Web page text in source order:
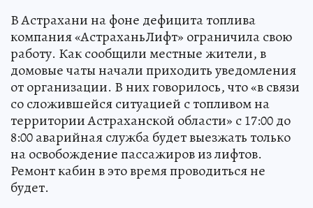
В Астрахани на фоне дефицита топлива
компания «АстраханьЛифт» ограничила свою
работу. Как сообщили местные жители, в
домовые чаты начали приходить уведомления
от организации. В них говорилось, что «в связи
со сложившейся ситуацией с топливом на
территории Астраханской области» с 17:00 до
8:00 аварийная служба будет выезжать только
на освобождение пассажиров из лифтов.
Ремонт кабин в это время проводиться не
будет.